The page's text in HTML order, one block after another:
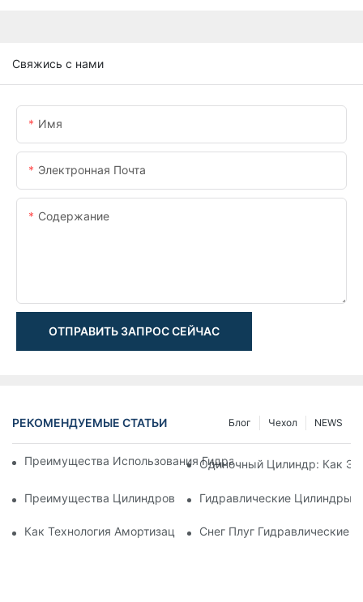
Свяжись с нами
Имя
Электронная Почта
Содержание
ОТПРАВИТЬ ЗАПРОС СЕЙЧАС
РЕКОМЕНДУЕМЫЕ СТАТЬИ NEWS
Чехол
Блог
Преимущества Использования Гидравлических Цилиндров
Одиночный Цилиндр: Как
Преимущества Цилиндров С Двойным Стержнем В Точной
Гидравлические Цилиндры
Как Технология Амортизации УлучшаетСнег Плуг Гидравлические